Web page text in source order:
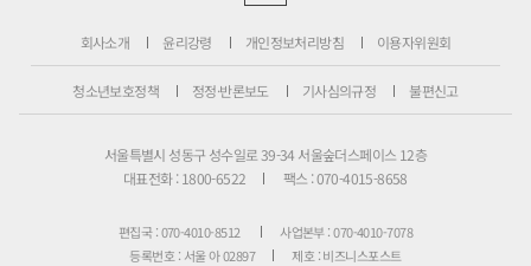
회사소개 윤리강령 개인정보처리방침 이용자위원회
청소년보호정책 정정·반론보도 기사심의규정 불편신고
서울특별시 성동구 성수일로 39-34 서울숲더스페이스 12층
대표전화 : 1800-6522
팩스 : 070-4015-8658
편집국 : 070-4010-8512
사업본부 : 070-4010-7078
등록번호 : 서울 아 02897
제호 : 비즈니스포스트